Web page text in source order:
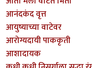
आनंदकंद वृत्त
आयुष्याच्या वाटेवर
आरोग्यदायी पाककृती
आशादायक